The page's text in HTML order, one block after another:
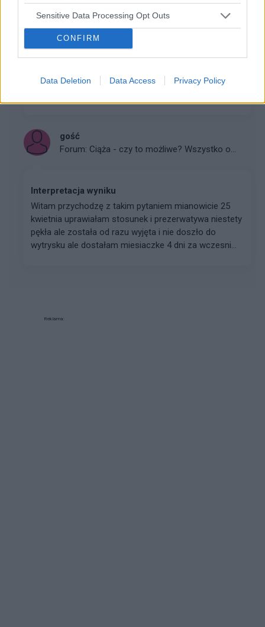
Sensitive Data Processing Opt Outs
CONFIRM
Data Deletion Data Access Privacy Policy
gość
Nie chce być teraz w ciąży czy ten test waszym
gość
Forum: Ciąża - czy to możliwe? Wszystko o...
Interpretacja wyniku
Witam przychodzę z takim pytaniem mianowicie 25
kwietnia uprawiałam stosunek i prezerwatywa niestety
pękła ale została od razu wyjęta i nie doszło do
wytrysku ale dostałam miesiaczke 4 dni za wczesni...
Reklama: